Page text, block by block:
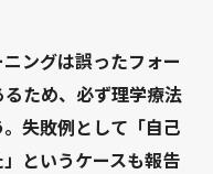
ングは誤ったフォー
ため、必ず理学療法
失敗例として「自己
というケースも報告